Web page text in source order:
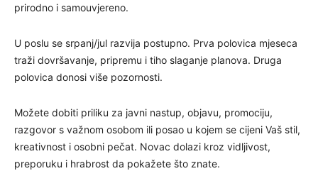
prirodno i samouvjereno.
U poslu se srpanj/jul razvija postupno. Prva polovica mjeseca
traži dovršavanje, pripremu i tiho slaganje planova. Druga
polovica donosi više pozornosti.
Možete dobiti priliku za javni nastup, objavu, promociju,
razgovor s važnom osobom ili posao u kojem se cijeni Vaš stil,
kreativnost i osobni pečat. Novac dolazi kroz vidljivost,
preporuku i hrabrost da pokažete što znate.